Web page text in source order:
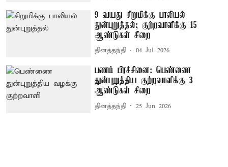
9 வயது சிறுமிக்கு பாலியல்
துன்புறுத்தல்; குற்றவாளிக்கு 15
ஆண்டுகள் சிறை
தினத்தந்தி 04 Jul 2026
பணம் பிரச்சினை: பெண்ணை
துன்புறுத்திய குற்றவாளிக்கு 3
ஆண்டுகள் சிறை
தினத்தந்தி 25 Jun 2026